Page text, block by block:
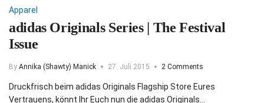
Apparel
adidas Originals Series | The Festival
Issue
By Annika (Shawty) Manick 27. Juli 2015 2 Comments
Druckfrisch beim adidas Originals Flagship Store Eures
Vertrauens, könnt Ihr Euch nun die adidas Originals…